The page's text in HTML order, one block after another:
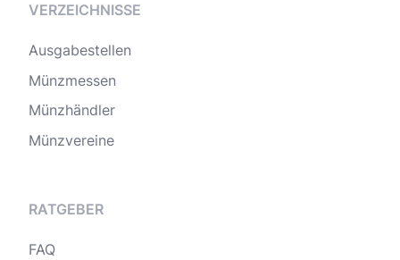
VERZEICHNISSE
Ausgabestellen
Münzmessen
Münzhändler
Münzvereine
RATGEBER
FAQ